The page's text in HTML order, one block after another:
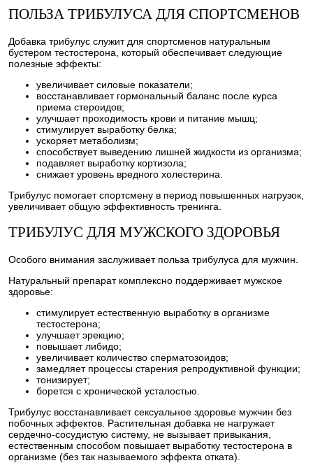
ПОЛЬЗА ТРИБУЛУСА ДЛЯ СПОРТСМЕНОВ
Добавка трибулус служит для спортсменов натуральным
бустером тестостерона, который обеспечивает следующие
полезные эффекты:
увеличивает силовые показатели;
восстанавливает гормональный баланс после курса
приема стероидов;
улучшает проходимость крови и питание мышц;
стимулирует выработку белка;
ускоряет метаболизм;
способствует выведению лишней жидкости из организма;
подавляет выработку кортизола;
снижает уровень вредного холестерина.
Трибулус помогает спортсмену в период повышенных нагрузок,
увеличивает общую эффективность тренинга.
ТРИБУЛУС ДЛЯ МУЖСКОГО ЗДОРОВЬЯ
Особого внимания заслуживает польза трибулуса для мужчин.
Натуральный препарат комплексно поддерживает мужское
здоровье:
стимулирует естественную выработку в организме
тестостерона;
улучшает эрекцию;
повышает либидо;
увеличивает количество сперматозоидов;
замедляет процессы старения репродуктивной функции;
тонизирует;
борется с хронической усталостью.
Трибулус восстанавливает сексуальное здоровье мужчин без
побочных эффектов. Растительная добавка не нагружает
сердечно-сосудистую систему, не вызывает привыкания,
естественным способом повышает выработку тестостерона в
организме (без так называемого эффекта отката).